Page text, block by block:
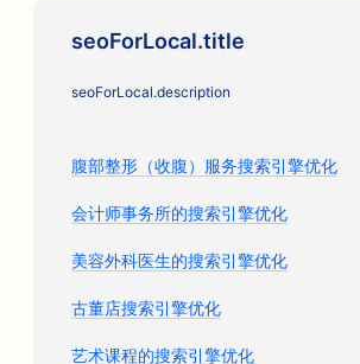
seoForLocal.title
seoForLocal.description
腹部整形（收腹）服务搜索引擎优化
会计师事务所的搜索引擎优化
美容外科医生的搜索引擎优化
古董店搜索引擎优化
艺术课程的搜索引擎优化